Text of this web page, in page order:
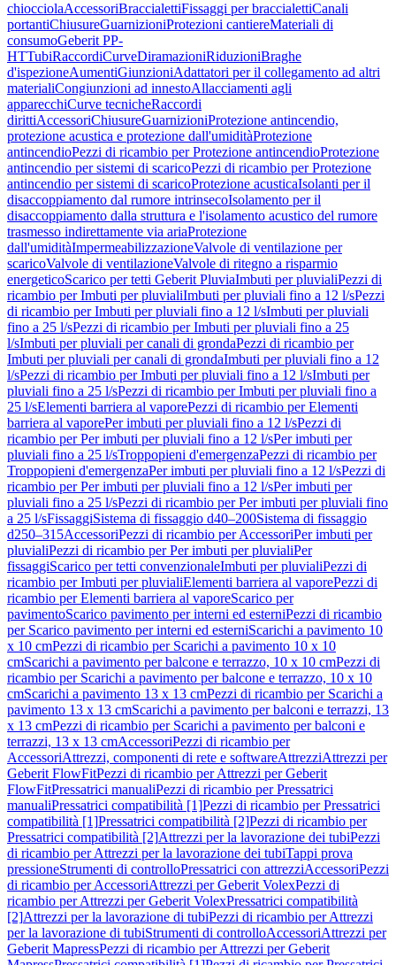
chiocciolaAccessoriBraccialettiFissaggi per braccialettiCanali
portantiChiusureGuarnizioniProtezioni cantiereMateriali di
consumoGeberit PP-
HTTubiRaccordiCurveDiramazioniRiduzioniBraghe
d'ispezioneAumentiGiunzioniAdattatori per il collegamento ad altri
materialiCongiunzioni ad innestoAllacciamenti agli
apparecchiCurve tecnicheRaccordi
dirittiAccessoriChiusureGuarnizioniProtezione antincendio,
protezione acustica e protezione dall'umiditàProtezione
antincendioPezzi di ricambio per Protezione antincendioProtezione
antincendio per sistemi di scaricoPezzi di ricambio per Protezione
antincendio per sistemi di scaricoProtezione acusticaIsolanti per il
disaccoppiamento dal rumore intrinsecoIsolamento per il
disaccoppiamento dalla struttura e l'isolamento acustico del rumore
trasmesso indirettamente via ariaProtezione
dall'umiditàImpermeabilizzazioneValvole di ventilazione per
scaricoValvole di ventilazioneValvole di ritegno a risparmio
energeticoScarico per tetti Geberit PluviaImbuti per pluvialiPezzi di
ricambio per Imbuti per pluvialiImbuti per pluviali fino a 12 l/sPezzi
di ricambio per Imbuti per pluviali fino a 12 l/sImbuti per pluviali
fino a 25 l/sPezzi di ricambio per Imbuti per pluviali fino a 25
l/sImbuti per pluviali per canali di grondaPezzi di ricambio per
Imbuti per pluviali per canali di grondaImbuti per pluviali fino a 12
l/sPezzi di ricambio per Imbuti per pluviali fino a 12 l/sImbuti per
pluviali fino a 25 l/sPezzi di ricambio per Imbuti per pluviali fino a
25 l/sElementi barriera al vaporePezzi di ricambio per Elementi
barriera al vaporePer imbuti per pluviali fino a 12 l/sPezzi di
ricambio per Per imbuti per pluviali fino a 12 l/sPer imbuti per
pluviali fino a 25 l/sTroppopieni d'emergenzaPezzi di ricambio per
Troppopieni d'emergenzaPer imbuti per pluviali fino a 12 l/sPezzi di
ricambio per Per imbuti per pluviali fino a 12 l/sPer imbuti per
pluviali fino a 25 l/sPezzi di ricambio per Per imbuti per pluviali fino
a 25 l/sFissaggiSistema di fissaggio d40–200Sistema di fissaggio
d250–315AccessoriPezzi di ricambio per AccessoriPer imbuti per
pluvialiPezzi di ricambio per Per imbuti per pluvialiPer
fissaggiScarico per tetti convenzionaleImbuti per pluvialiPezzi di
ricambio per Imbuti per pluvialiElementi barriera al vaporePezzi di
ricambio per Elementi barriera al vaporeScarico per
pavimentoScarico pavimento per interni ed esterniPezzi di ricambio
per Scarico pavimento per interni ed esterniScarichi a pavimento 10
x 10 cmPezzi di ricambio per Scarichi a pavimento 10 x 10
cmScarichi a pavimento per balcone e terrazzo, 10 x 10 cmPezzi di
ricambio per Scarichi a pavimento per balcone e terrazzo, 10 x 10
cmScarichi a pavimento 13 x 13 cmPezzi di ricambio per Scarichi a
pavimento 13 x 13 cmScarichi a pavimento per balconi e terrazzi, 13
x 13 cmPezzi di ricambio per Scarichi a pavimento per balconi e
terrazzi, 13 x 13 cmAccessoriPezzi di ricambio per
AccessoriAttrezzi, componenti di rete e softwareAttrezziAttrezzi per
Geberit FlowFitPezzi di ricambio per Attrezzi per Geberit
FlowFitPressatrici manualiPezzi di ricambio per Pressatrici
manualiPressatrici compatibilità [1]Pezzi di ricambio per Pressatrici
compatibilità [1]Pressatrici compatibilità [2]Pezzi di ricambio per
Pressatrici compatibilità [2]Attrezzi per la lavorazione dei tubiPezzi
di ricambio per Attrezzi per la lavorazione dei tubiTappi prova
pressioneStrumenti di controlloPressatrici con attrezziAccessoriPezzi
di ricambio per AccessoriAttrezzi per Geberit VolexPezzi di
ricambio per Attrezzi per Geberit VolexPressatrici compatibilità
[2]Attrezzi per la lavorazione di tubiPezzi di ricambio per Attrezzi
per la lavorazione di tubiStrumenti di controlloAccessoriAttrezzi per
Geberit MapressPezzi di ricambio per Attrezzi per Geberit